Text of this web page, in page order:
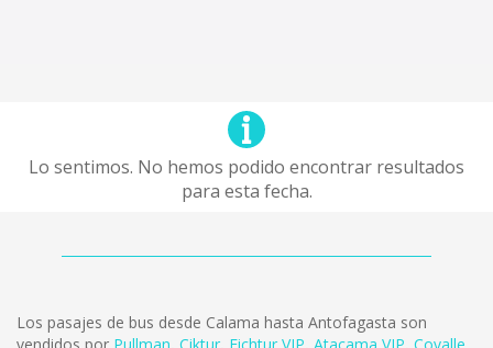
Lo sentimos. No hemos podido encontrar resultados
para esta fecha.
Los pasajes de bus desde Calama hasta Antofagasta son